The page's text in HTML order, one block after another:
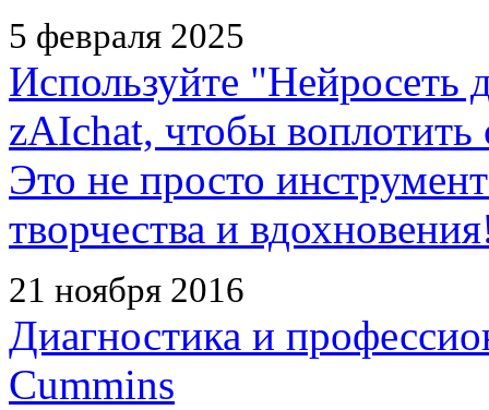
5 февраля 2025
Используйте "Нейросеть
zAIchat, чтобы
Это не просто
творчества и
21 ноября 2016
Диагностика и
Cummins